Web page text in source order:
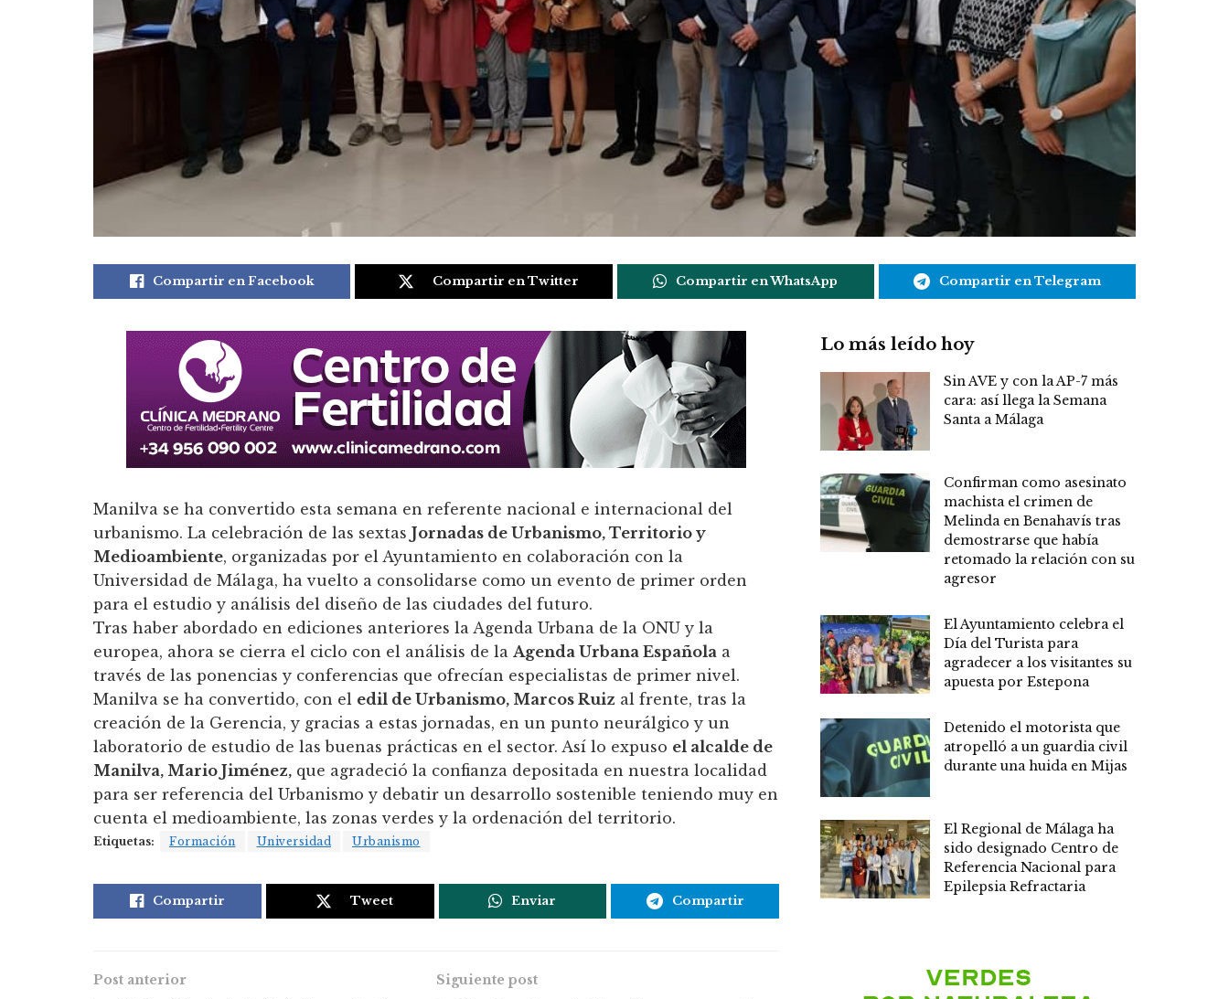
Compartir en Facebook Compartir en Twitter Compartir en WhatsApp Compartir en Telegram
Manilva se ha convertido esta semana en referente nacional e internacional del
urbanismo. La celebración de las sextas Jornadas de Urbanismo, Territorio y
Medioambiente, organizadas por el Ayuntamiento en colaboración con la
Universidad de Málaga, ha vuelto a consolidarse como un evento de primer orden
para el estudio y análisis del diseño de las ciudades del futuro.
Tras haber abordado en ediciones anteriores la Agenda Urbana de la ONU y la
europea, ahora se cierra el ciclo con el análisis de la Agenda Urbana Española a
través de las ponencias y conferencias que ofrecían especialistas de primer nivel.
Manilva se ha convertido, con el edil de Urbanismo, Marcos Ruiz al frente, tras la
creación de la Gerencia, y gracias a estas jornadas, en un punto neurálgico y un
laboratorio de estudio de las buenas prácticas en el sector. Así lo expuso el alcalde de
Manilva, Mario Jiménez, que agradeció la confianza depositada en nuestra localidad
para ser referencia del Urbanismo y debatir un desarrollo sostenible teniendo muy en
cuenta el medioambiente, las zonas verdes y la ordenación del territorio.
Etiquetas: Formación Universidad Urbanismo
Compartir Tweet Enviar Compartir
Post anterior Siguiente post
Lo más leído hoy
Sin AVE y con la AP-7 más
cara: así llega la Semana
Santa a Málaga
Confirman como asesinato
machista el crimen de
Melinda en Benahavís tras
demostrarse que había
retomado la relación con su
agresor
El Ayuntamiento celebra el
Día del Turista para
agradecer a los visitantes su
apuesta por Estepona
Detenido el motorista que
atropelló a un guardia civil
durante una huida en Mijas
El Regional de Málaga ha
sido designado Centro de
Referencia Nacional para
Epilepsia Refractaria